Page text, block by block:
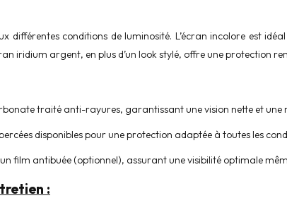
différentes conditions de luminosité. L’écran incolore est
iridium argent, en plus d’un look stylé, offre une protection
traité anti-rayures, garantissant une vision nette et une
disponibles pour une protection adaptée à toutes les
film antibuée (optionnel), assurant une visibilité optimale
: